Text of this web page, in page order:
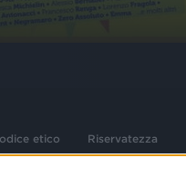
etico Riservatezza